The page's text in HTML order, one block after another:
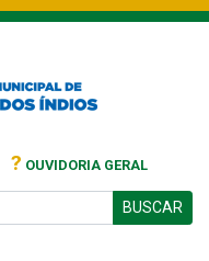
? OUVIDORIA GERAL
BUSCAR